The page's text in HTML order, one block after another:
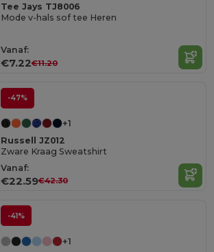
Tee Jays TJ8006
Mode v-hals sof tee Heren
Vanaf:
€7.22€11.20
-47%
+1
Russell JZ012
Zware Kraag Sweatshirt
Vanaf:
€22.59€42.30
-41%
+1